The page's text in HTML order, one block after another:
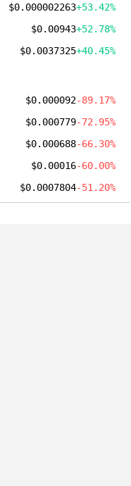
$0.000002263+53.42%
$0.00943+52.78%
$0.0037325+40.45%
$0.000092-89.17%
$0.000779-72.95%
$0.000688-66.30%
$0.00016-60.00%
$0.0007804-51.20%